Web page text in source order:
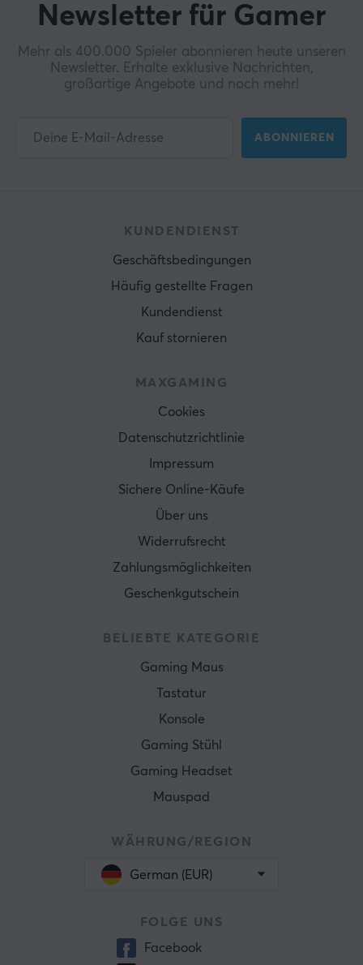
Newsletter für Gamer
Mehr als 400.000 Spieler abonnieren heute unseren
Newsletter. Erhalte exklusive Nachrichten,
großartige Angebote und noch mehr!
ABONNIEREN
KUNDENDIENST
Geschäftsbedingungen
Häufig gestellte Fragen
Kundendienst
Kauf stornieren
MAXGAMING
Cookies
Datenschutzrichtlinie
Impressum
Sichere Online-Käufe
Über uns
Widerrufsrecht
Zahlungsmöglichkeiten
Geschenkgutschein
BELIEBTE KATEGORIE
Gaming Maus
Tastatur
Konsole
Gaming Stühl
Gaming Headset
Mauspad
WÄHRUNG/REGION
German (EUR)
FOLGE UNS
Facebook